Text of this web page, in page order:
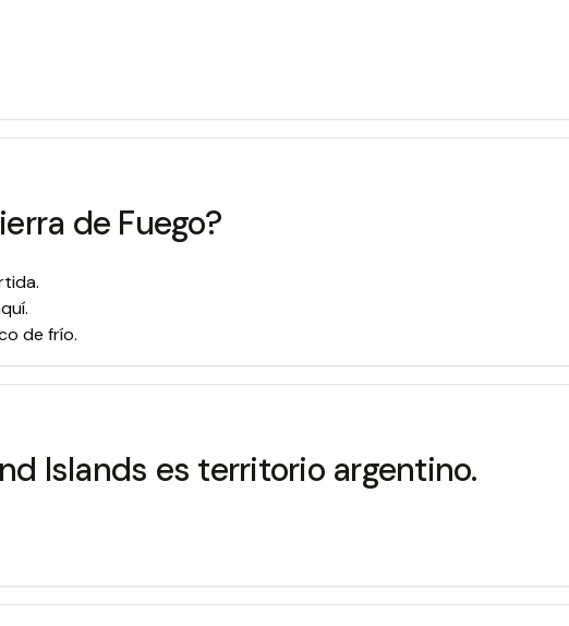
de Fuego?
de frío.
Islands es territorio argentino.